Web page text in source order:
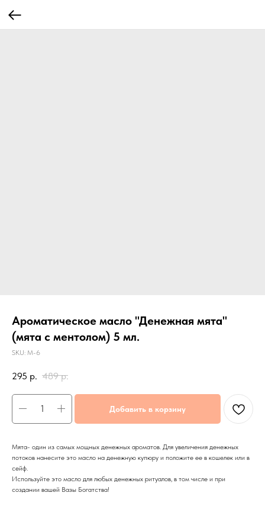
Ароматическое масло "Денежная мята"
(мята с ментолом) 5 мл.
SKU: М-6
295 р. 489 р.
Добавить в корзину
Мята- один из самых мощных денежных ароматов. Для увеличения денежных
потоков нанесите это масло на денежную купюру и положите ее в кошелек или в
сейф.
Используйте это масло для любых денежных ритуалов, в том числе и при
создании вашей Вазы Богатства!